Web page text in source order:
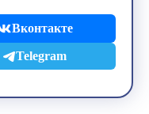
Вконтакте
Telegram
информации
г.